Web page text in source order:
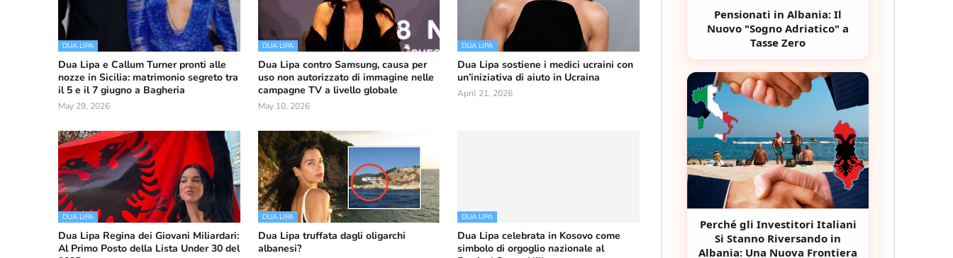
DUA LIPA
Dua Lipa e Callum Turner pronti alle
nozze in Sicilia: matrimonio segreto tra
il 5 e il 7 giugno a Bagheria
May 29, 2026
DUA LIPA
Dua Lipa contro Samsung, causa per
uso non autorizzato di immagine nelle
campagne TV a livello globale
May 10, 2026
DUA LIPA
Dua Lipa sostiene i medici ucraini con
un’iniziativa di aiuto in Ucraina
April 21, 2026
DUA LIPA
Dua Lipa Regina dei Giovani Miliardari:
Al Primo Posto della Lista Under 30 del
DUA LIPA
Dua Lipa truffata dagli oligarchi
albanesi?
DUA LIPA
Dua Lipa celebrata in Kosovo come
simbolo di orgoglio nazionale al
Pensionati in Albania: Il
Nuovo "Sogno Adriatico" a
Tasse Zero
Perché gli Investitori Italiani
Si Stanno Riversando in
Albania: Una Nuova Frontiera